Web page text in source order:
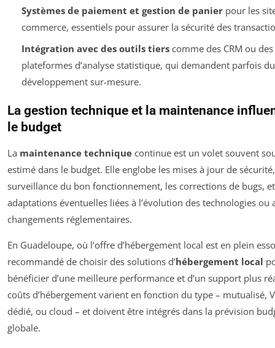
Systèmes de paiement et gestion de panierpour les
commerce, essentiels pour assurer la sécurité des
Intégration avec des outils tierscomme des CRM ou des
plateformes d’analyse statistique, qui demandent parfois du
développement sur-mesure.
La gestion technique et la maintenance
le budget
La maintenance technique continue est un volet souvent
estimé dans le budget. Elle englobe les mises à jour de
surveillance du bon fonctionnement, les corrections de bugs,
adaptations éventuelles liées à l’évolution des technologies ou
changements réglementaires.
En Guadeloupe, où l’offre d’hébergement local est en plein
recommandé de choisir des solutions d’hébergement local
bénéficier d’une meilleure performance et d’un support plus
coûts d’hébergement varient en fonction du type – mutualisé,
dédié, ou cloud – et doivent être intégrés dans la prévision
globale.